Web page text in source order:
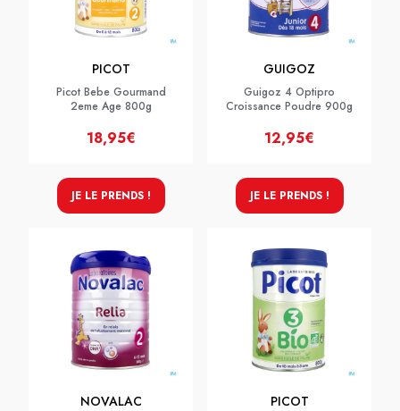
PICOT
Picot Bebe Gourmand
2eme Age 800g
18,95€
JE LE PRENDS !
GUIGOZ
Guigoz 4 Optipro
Croissance Poudre 900g
12,95€
JE LE PRENDS !
NOVALAC PICOT